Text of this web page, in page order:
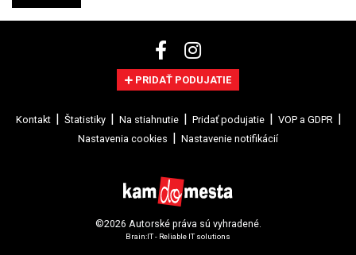
PRIDAŤ PODUJATIE
Kontakt Štatistiky Na stiahnutie Pridať podujatie
VOP a GDPR
Nastavenia cookies
Nastavenie notifikácií
©2026 Autorské práva sú vyhradené.
Brain:IT - Reliable IT solutions